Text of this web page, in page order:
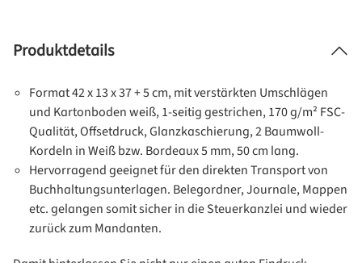
Produktdetails
Format 42 x 13 x 37 + 5 cm, mit verstärkten Umschlägen
und Kartonboden weiß, 1-seitig gestrichen, 170 g/m² FSC-
Qualität, Offsetdruck, Glanzkaschierung, 2 Baumwoll-
Kordeln in Weiß bzw. Bordeaux 5 mm, 50 cm lang.
Hervorragend geeignet für den direkten Transport von
Buchhaltungsunterlagen. Belegordner, Journale, Mappen
etc. gelangen somit sicher in die Steuerkanzlei und wieder
zurück zum Mandanten.